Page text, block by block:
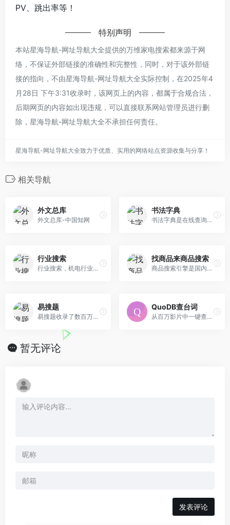
PV、跳出率等！
特别声明
本站星海导航-网址导航大全提供的万维家电搜索都来源于网
络，不保证外部链接的准确性和完整性，同时，对于该外部链
接的指向，不由星海导航-网址导航大全实际控制，在2025年4
月28日 下午3:31收录时，该网页上的内容，都属于合规合法，
后期网页的内容如出现违规，可以直接联系网站管理员进行删
除，星海导航-网址导航大全不承担任何责任。
星海导航-网址导航大全致力于优质、实用的网络站点资源收集与分享！
相关导航
外文总库
外文总库-中国知网
书法字典
书法字典是在线查询历代书法家作品，内容包括草书、行书、楷书、篆书、隶书等数以十万计的单字书体写法,还包括王羲之书法字典、米芾书法字典。还有历代名家资料 ，简历，书法作品详细介绍等内容。篆刻部分，收集从古至今各路书法名家经典作品万方以上。
行业搜索
行业搜索，机电行业搜索平台，机电行业垂直搜索引擎，机电之家提供机电市场行情及机电产品交易信息，包括机电产品数据库，机电供求信息，REACH服务，机电搜索， 机电资讯，机电会展，机电人才等栏目。
找商品来商品搜索
商品搜索引擎是国内搜索引擎之一,为中国用户提供数码电器,办公居家,个人护理,男女童装,礼品奢品,酒水饮食,母婴用品,图书医药等信息搜索服务。
易搜题
易搜题收录了数百万的建筑工程、经济金融、会计财税、职业资格、职业资格、安全生产、特种作业、医药卫生、经济财会、执业医师以及一些常见的普通练习的题目题库供大家查询
QuoDB查台词
从百万影片中一键查找台词
暂无评论
发表评论